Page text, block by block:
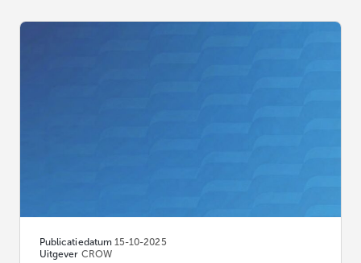
Publicatiedatum 15-10-2025
Uitgever CROW